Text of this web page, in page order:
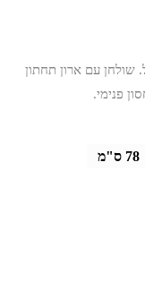
שולחן עם ארון תחתון
פנימי.
78 ס"מ